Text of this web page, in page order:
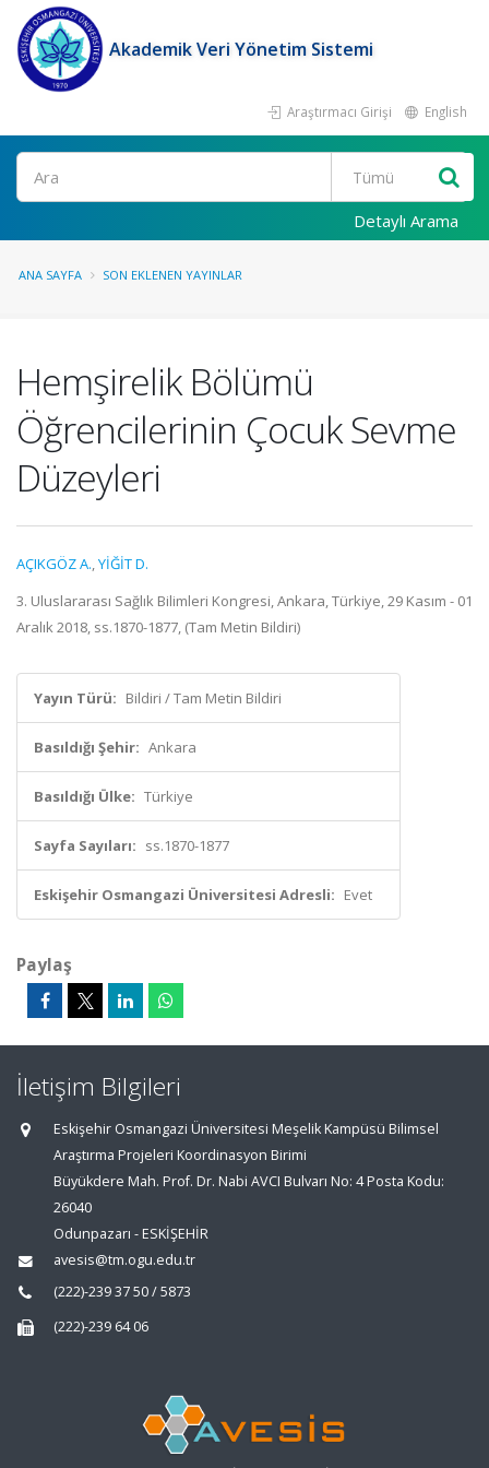
Akademik Veri Yönetim Sistemi
Araştırmacı Girişi English
Ara
Detaylı Arama
ANA SAYFA SON EKLENEN YAYINLAR
Hemşirelik Bölümü
Öğrencilerinin Çocuk Sevme
Düzeyleri
AÇIKGÖZ A.,YİĞİT D.
3. Uluslararası Sağlık Bilimleri Kongresi, Ankara, Türkiye, 29 Kasım - 01
Aralık 2018, ss.1870-1877, (Tam Metin Bildiri)
Yayın Türü: Bildiri / Tam Metin Bildiri
Basıldığı Şehir: Ankara
Basıldığı Ülke: Türkiye
Sayfa Sayıları: ss.1870-1877
Eskişehir Osmangazi Üniversitesi Adresli: Evet
Paylaş
İletişim Bilgileri
Eskişehir Osmangazi Üniversitesi Meşelik Kampüsü Bilimsel
Araştırma Projeleri Koordinasyon Birimi
Büyükdere Mah. Prof. Dr. Nabi AVCI Bulvarı No: 4 Posta Kodu:
26040
Odunpazarı - ESKİŞEHİR
avesis@tm.ogu.edu.tr
(222)-239 37 50 / 5873
(222)-239 64 06